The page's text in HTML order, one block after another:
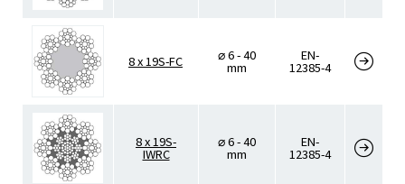
8 x 19S-FC ⌀ 6 - 40
mm
EN-
12385-4
8 x 19S-
IWRC
⌀ 6 - 40
mm
EN-
12385-4